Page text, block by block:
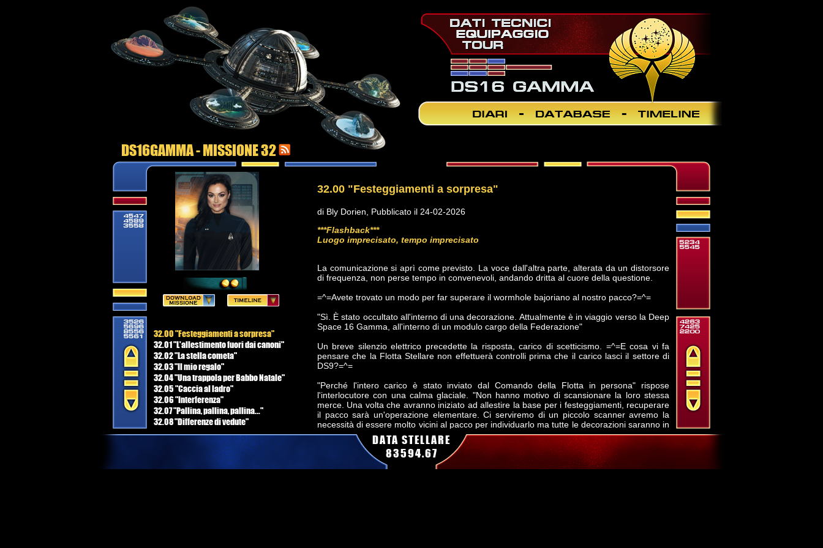
DS16GAMMA - MISSIONE 32
32.00 "Festeggiamenti a sorpresa"
32.01 "L'allestimento fuori dai canoni"
32.02 "La stella cometa"
32.03 "Il mio regalo"
32.04 "Una trappola per Babbo Natale"
32.05 "Caccia al ladro"
32.06 "Interferenza"
32.07 "Pallina, pallina, pallina..."
32.08 "Differenze di vedute"
32.00 "Festeggiamenti a sorpresa"
di Bly Dorien, Pubblicato il 24-02-2026
***Flashback***
Luogo imprecisato, tempo imprecisato
La comunicazione si aprì come previsto. La voce dall'altra parte, alterata da un distorsore
di frequenza, non perse tempo in convenevoli, andando dritta al cuore della questione.
=^=Avete trovato un modo per far superare il wormhole bajoriano al nostro pacco?=^=
"Sì. È stato occultato all'interno di una decorazione. Attualmente è in viaggio verso la Deep
Space 16 Gamma, all'interno di un modulo cargo della Federazione"
Un breve silenzio elettrico precedette la risposta, carico di scetticismo. =^=E cosa vi fa
pensare che la Flotta Stellare non effettuerà controlli prima che il carico lasci il settore di
DS9?=^=
"Perché l'intero carico è stato inviato dal Comando della Flotta in persona" rispose
l'interlocutore con una calma glaciale. "Non hanno motivo di scansionare la loro stessa
merce. Una volta che avranno iniziato ad allestire la base per i festeggiamenti, recuperare
il pacco sarà un'operazione elementare. Ci serviremo di un piccolo scanner avremo la
necessità di essere molto vicini al pacco per individuarlo ma tutte le decorazioni saranno in
aree accessibili al pubblico, quindi non vi saranno problemi"
=^=Siete certi che nessuno possa accorgersi della sua presenza nel frattempo?=^=
DATA STELLARE
83594.67